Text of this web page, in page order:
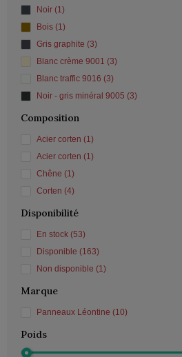
Noir (1)
Bois (1)
Gris graphite (3)
Blanc crème 9001 (3)
Blanc traffic 9016 (3)
Noir - gris minéral 9005 (3)
Composition
Acier corten (1)
Acier corten (1)
Chêne (1)
Corten (4)
Disponibilité
En stock (53)
Disponible (163)
Non disponible (1)
Marque
Panneaux Léontine (10)
Poids